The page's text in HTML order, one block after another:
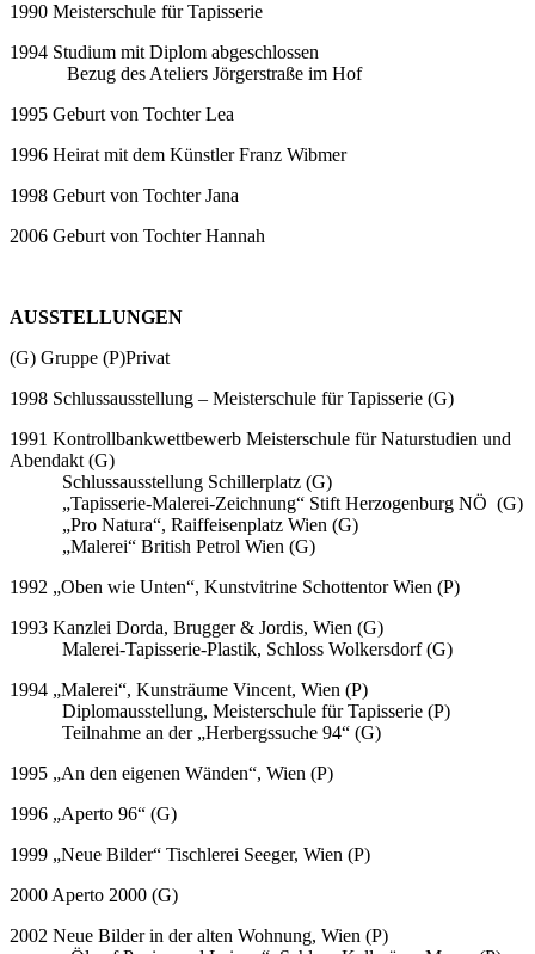
1990 Meisterschule für Tapisserie
1994 Studium mit Diplom abgeschlossen
Bezug des Ateliers Jörgerstraße im Hof
1995 Geburt von Tochter Lea
1996 Heirat mit dem Künstler Franz Wibmer
1998 Geburt von Tochter Jana
2006 Geburt von Tochter Hannah
AUSSTELLUNGEN
(G) Gruppe (P)Privat
1998 Schlussausstellung – Meisterschule für Tapisserie (G)
1991 Kontrollbankwettbewerb Meisterschule für Naturstudien und
Abendakt (G)
Schlussausstellung Schillerplatz (G)
„Tapisserie-Malerei-Zeichnung“ Stift Herzogenburg NÖ (G)
„Pro Natura“, Raiffeisenplatz Wien (G)
„Malerei“ British Petrol Wien (G)
1992 „Oben wie Unten“, Kunstvitrine Schottentor Wien (P)
1993 Kanzlei Dorda, Brugger & Jordis, Wien (G)
Malerei-Tapisserie-Plastik, Schloss Wolkersdorf (G)
1994 „Malerei“, Kunsträume Vincent, Wien (P)
Diplomausstellung, Meisterschule für Tapisserie (P)
Teilnahme an der „Herbergssuche 94“ (G)
1995 „An den eigenen Wänden“, Wien (P)
1996 „Aperto 96“ (G)
1999 „Neue Bilder“ Tischlerei Seeger, Wien (P)
2000 Aperto 2000 (G)
2002 Neue Bilder in der alten Wohnung, Wien (P)